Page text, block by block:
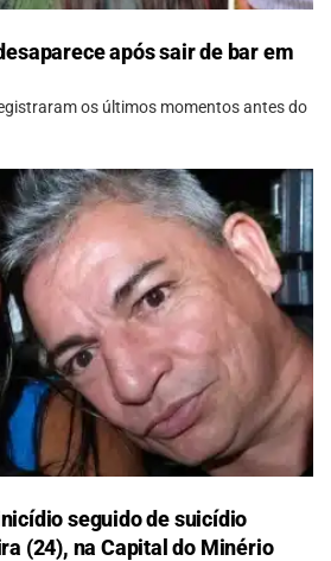
após sair de bar em
os últimos momentos antes do
seguido de suicídio
(24), na Capital do Minério